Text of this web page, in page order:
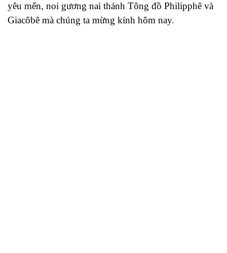
yêu mến, noi gương nai thánh Tông đồ Philipphê và
Giacôbê mà chúng ta mừng kính hôm nay.